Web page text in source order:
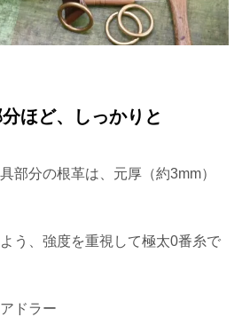
ほど、しっかりと
部分の根革は、元厚（約3mm）
う、強度を重視して極太0番糸で
ドラー